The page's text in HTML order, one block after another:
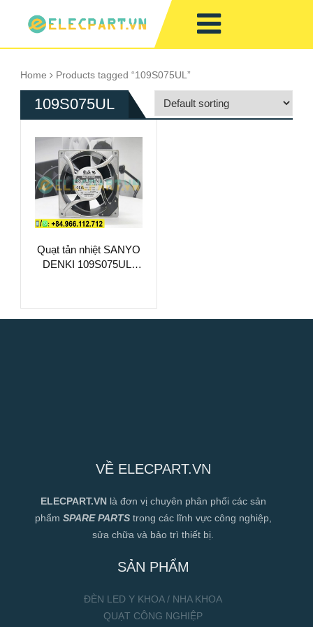
Home Products tagged “109S075UL”
109S075UL
Quạt tản nhiệt SANYO
DENKI 109S075UL,
VỀ ELECPART.VN
ELECPART.VN là đơn vị chuyên phân phối các sản
phẩm SPARE PARTStrong các lĩnh vực công nghiệp,
sửa chữa và bảo trì thiết bị.
SẢN PHẨM
ĐÈN LED Y KHOA / NHA KHOA
QUẠT CÔNG NGHIỆP